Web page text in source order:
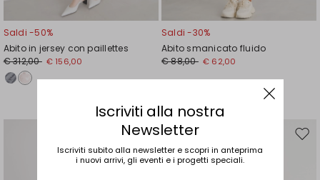
Saldi -50%
Abito in jersey con paillettes
€ 312,00 € 156,00
Saldi -30%
Abito smanicato fluido
€ 88,00 € 62,00
nella
wishlist
Iscriviti alla nostra
Newsletter
Iscriviti subito alla newsletter e scopri in anteprima
i nuovi arrivi, gli eventi e i progetti speciali.